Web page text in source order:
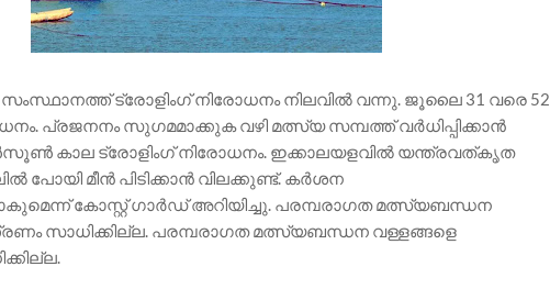
ട്രോളിംഗ് നിരോധനം നിലവിൽ വന്നു. ജൂലൈ 31 വരെ 52
പ്രജനനം സുഗമമാക്കുക വഴി മത്സ്യ സമ്പത്ത് വർധിപ്പിക്കാൻ
കാല ട്രോളിംഗ് നിരോധനം. ഇക്കാലയളവിൽ യന്ത്രവത്കൃത
പോയി മീൻ പിടിക്കാൻ വിലക്കുണ്ട്. കർശന
കോസ്റ്റ് ഗാർഡ് അറിയിച്ചു. പരമ്പരാഗത മത്സ്യബന്ധന
സാധിക്കില്ല. പരമ്പരാഗത മത്സ്യബന്ധന വള്ളങ്ങളെ